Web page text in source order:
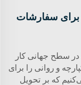
برای سفارشات
سطح جهانی کار
و روانی را برای
که بر تحویل